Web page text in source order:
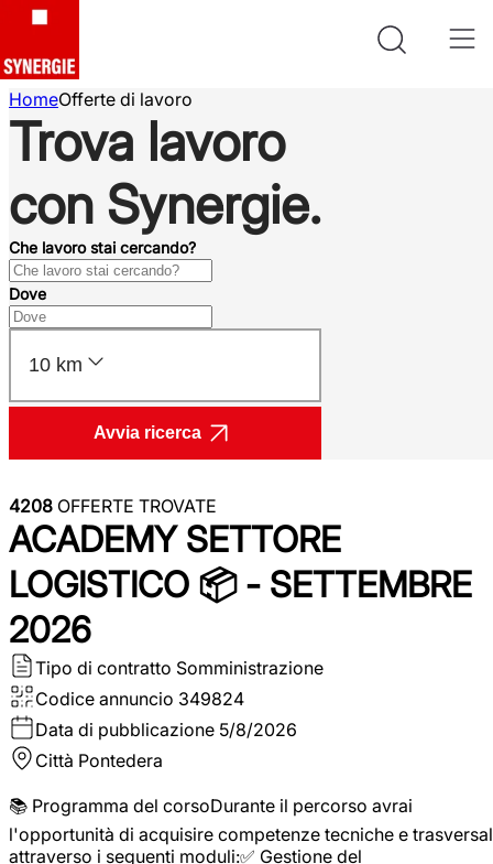
HomeOfferte di lavoro
Trova lavoro
con Synergie.
Che lavoro stai cercando?
Dove
10 km
Avvia ricerca
4208 OFFERTE TROVATE
ACADEMY SETTORE
LOGISTICO 📦 - SETTEMBRE
2026
Tipo di contratto Somministrazione
Codice annuncio 349824
Data di pubblicazione 5/8/2026
Città Pontedera
📚 Programma del corsoDurante il percorso avrai
l'opportunità di acquisire competenze tecniche e
attraverso i seguenti moduli:✅ Gestione del